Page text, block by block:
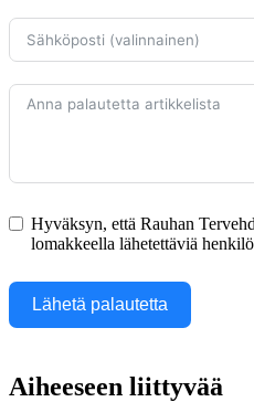
Hyväksyn, että Rauhan
lomakkeella lähetettäviä
Lähetä palautetta
Aiheeseen liittyvää